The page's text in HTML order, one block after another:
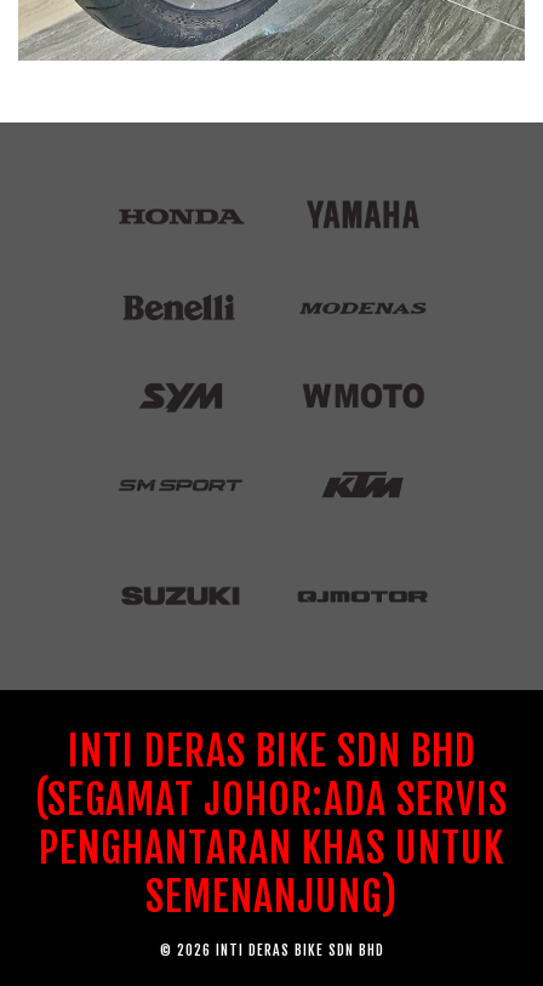
INTI DERAS BIKE SDN BHD
(SEGAMAT JOHOR:ADA SERVIS
PENGHANTARAN KHAS UNTUK
SEMENANJUNG)
© 2026 INTI DERAS BIKE SDN BHD